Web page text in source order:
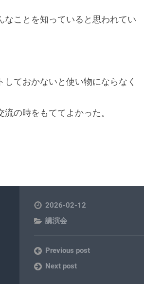
ことを知っていると思われてい
ておかないと使い物にならなく
の時をもててよかった。
2026-02-12
講演会
Previous post
Next post